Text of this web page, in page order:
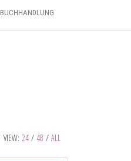
BUCHHANDLUNG
VIEW: 24 / 48 / ALL